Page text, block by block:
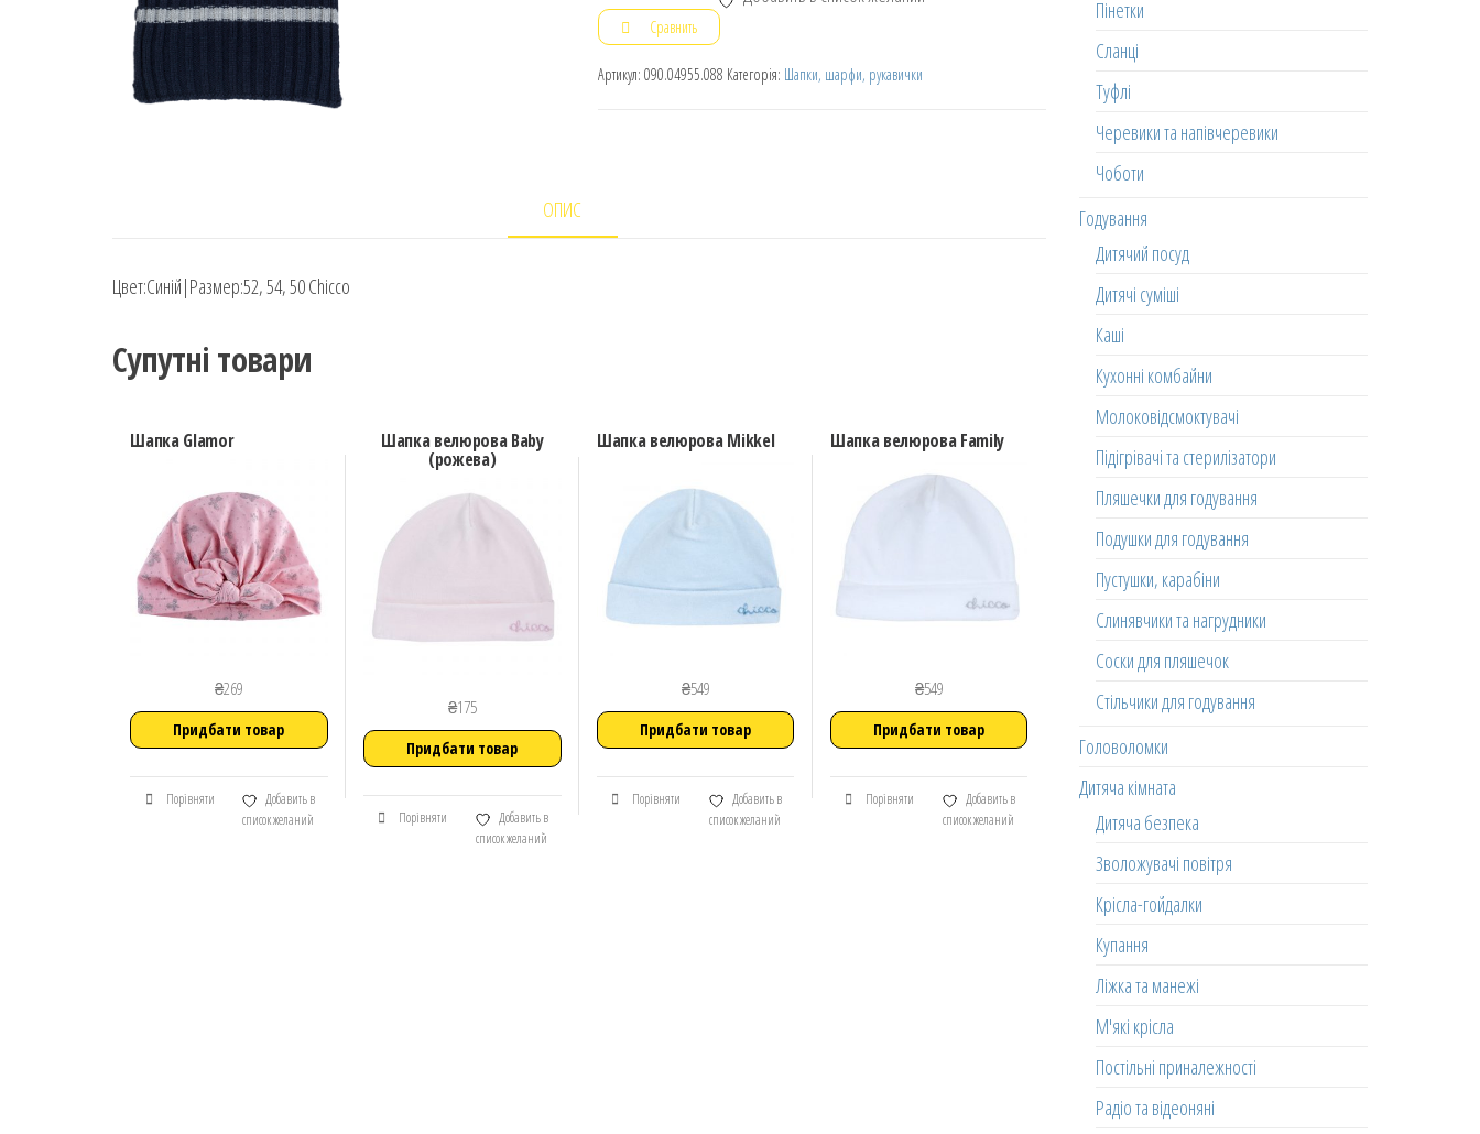
Сравнить
Артикул: 090.04955.088 Категорія: Шапки, шарфи, рукавички
ОПИС
Цвет:Синій|Размер:52, 54, 50 Chicco
Супутні товари
Шапка Glamor
₴269
Придбати товар
Порівняти
Добавить в
список желаний
Шапка велюрова Baby
(рожева)
₴175
Придбати товар
Порівняти
Добавить в
список желаний
Шапка велюрова Mikkel
₴549
Придбати товар
Порівняти
Добавить в
список желаний
Шапка велюрова Family
₴549
Придбати товар
Порівняти
Добавить в
список желаний
Пінетки
Сланці
Туфлі
Черевики та напівчеревики
Чоботи
Годування
Дитячий посуд
Дитячі суміші
Каші
Кухонні комбайни
Молоковідсмоктувачі
Підігрівачі та стерилізатори
Пляшечки для годування
Подушки для годування
Пустушки, карабіни
Слинявчики та нагрудники
Соски для пляшечок
Стільчики для годування
Головоломки
Дитяча кімната
Дитяча безпека
Зволожувачі повітря
Крісла-гойдалки
Купання
Ліжка та манежі
М'які крісла
Постільні приналежності
Радіо та відеоняні